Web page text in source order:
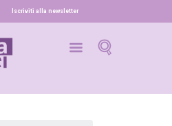
Iscriviti alla newsletter